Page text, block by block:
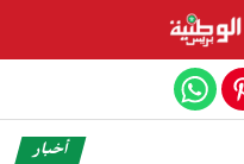
أخبار
Exit